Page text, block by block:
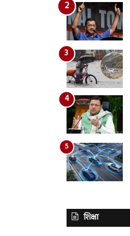
शिक्षा